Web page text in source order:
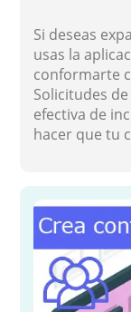
Si deseas
usas la
conformarte
Solicitudes
efectiva de
hacer que tu